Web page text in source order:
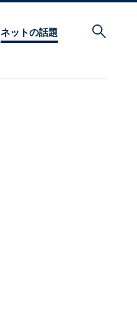
ネットの話題